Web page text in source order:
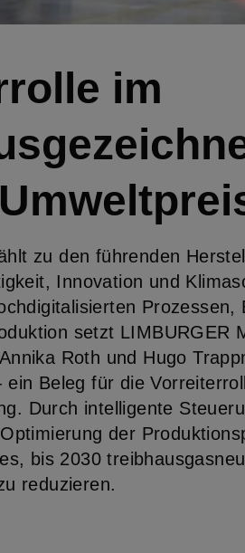
im
zu den führenden
Innovation und
Prozessen,
setzt LIMBURGER
Roth und Hugo
Beleg für die
Durch intelligente
der
bis 2030
reduzieren.